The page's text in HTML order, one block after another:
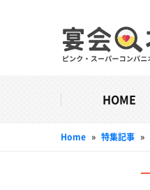
HOME
Home » 特集記事 »